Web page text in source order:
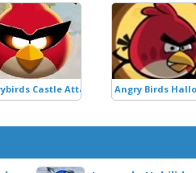
Castle Attack Angry Birds